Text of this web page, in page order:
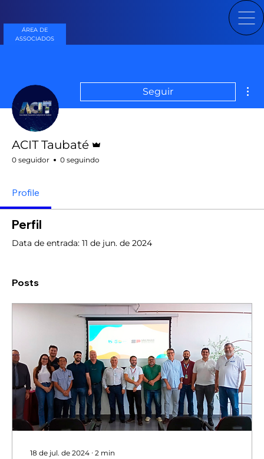
ÁREA DE
ASSOCIADOS
Seguir
ACIT Taubaté
0 seguidor 0 seguindo
Profile
Perfil
Data de entrada: 11 de jun. de 2024
Posts
18 de jul. de 2024 ∙ 2 min